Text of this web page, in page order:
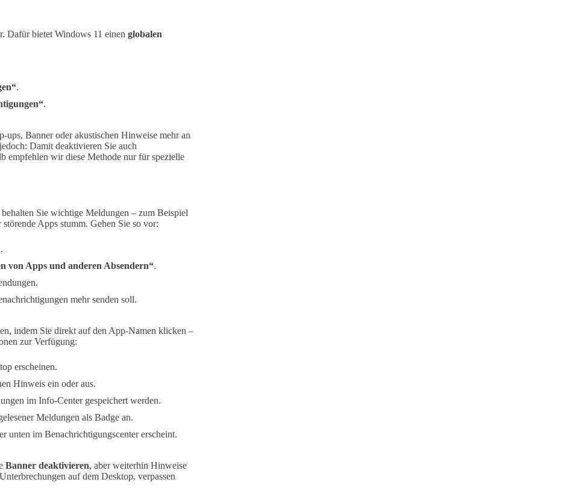
Dafür bietet Windows 11 einen globalen
.
.
ups, Banner oder akustischen Hinweise mehr an
Damit deaktivieren Sie auch
empfehlen wir diese Methode nur für spezielle
Sie wichtige Meldungen – zum Beispiel
Apps stumm. Gehen Sie so vor:
.
von Apps und anderen Absendern“.
mehr senden soll.
indem Sie direkt auf den App-Namen klicken –
zur Verfügung:
erscheinen.
Hinweis ein oder aus.
im Info-Center gespeichert werden.
Meldungen als Badge an.
unten im Benachrichtigungscenter erscheint.
Banner deaktivieren, aber weiterhin Hinweise
auf dem Desktop, verpassen